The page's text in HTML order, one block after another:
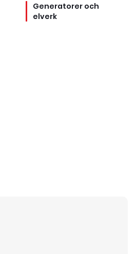
Generatorer och
elverk